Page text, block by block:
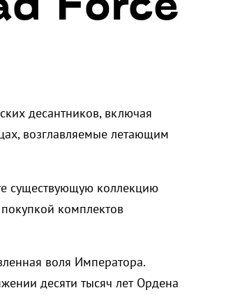
Force
десантников, включая
возглавляемые летающим
существующую коллекцию
комплектов
воля Императора.
десяти тысяч лет Ордена